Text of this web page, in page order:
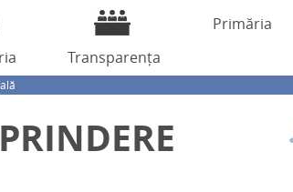
Transparența
Primăria